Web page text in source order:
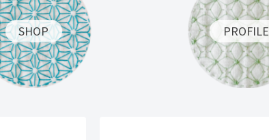
SHOP PROFILE